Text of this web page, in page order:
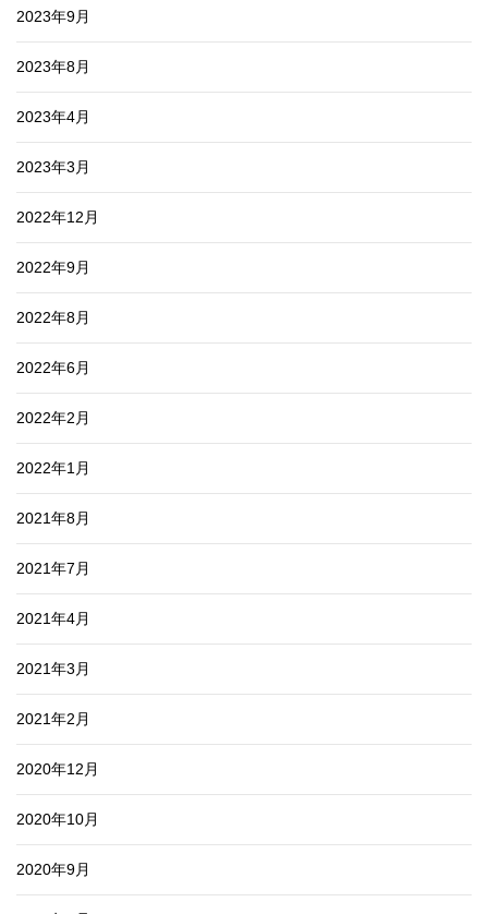
2023年9月
2023年8月
2023年4月
2023年3月
2022年12月
2022年9月
2022年8月
2022年6月
2022年2月
2022年1月
2021年8月
2021年7月
2021年4月
2021年3月
2021年2月
2020年12月
2020年10月
2020年9月